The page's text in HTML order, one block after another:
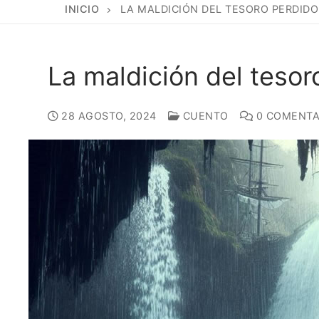
INICIO LA MALDICIÓN DEL TESORO PERDIDO
La maldición del
28 AGOSTO, 2024 CUENTO 0